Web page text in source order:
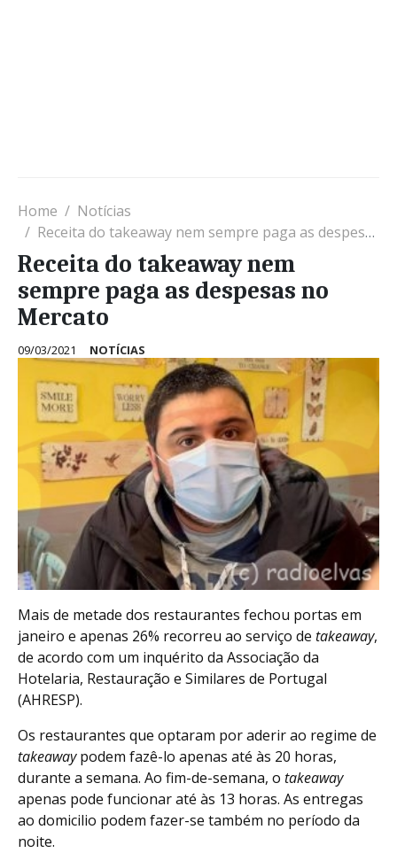
Home
Notícias
Receita do takeaway nem sempre paga as despesas no Mercato
Receita do takeaway nem
sempre paga as despesas no
Mercato
09/03/2021 NOTÍCIAS
Mais de metade dos restaurantes fechou portas em
janeiro e apenas 26% recorreu ao serviço de takeaway,
de acordo com um inquérito da Associação da
Hotelaria, Restauração e Similares de Portugal
(AHRESP).
Os restaurantes que optaram por aderir ao regime de
takeawaypodem fazê-lo apenas até às 20 horas,
durante a semana. Ao fim-de-semana, o takeaway
apenas pode funcionar até às 13 horas. As entregas
ao domicilio podem fazer-se também no período da
noite.